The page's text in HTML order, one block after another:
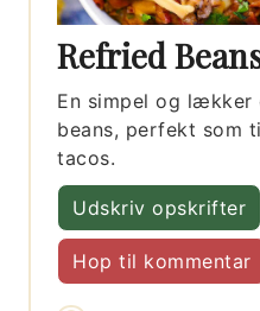
Refried
En simpel og
beans, perfekt som
tacos.
Udskriv opskrifter
Hop til kommentar